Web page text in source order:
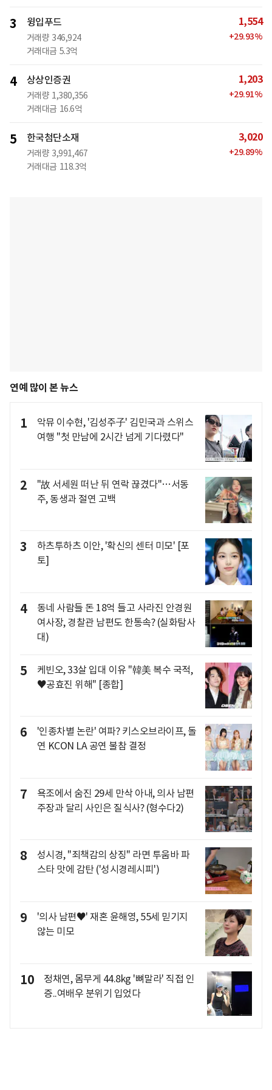
3 윙입푸드
거래량 346,924
거래대금 5.3억
1,554
+29.93%
4 상상인증권
거래량 1,380,356
거래대금 16.6억
1,203
+29.91%
5 한국첨단소재
거래량 3,991,467
거래대금 118.3억
3,020
+29.89%
연예 많이 본 뉴스
1
악뮤 이수현, '김성주子' 김민국과 스위스
여행 "첫 만남에 2시간 넘게 기다렸다"
2
"故 서세원 떠난 뒤 연락 끊겼다"…서동
주, 동생과 절연 고백
3
하츠투하츠 이안, '확신의 센터 미모' [포
토]
4
동네 사람들 돈 18억 들고 사라진 안경원
여사장, 경찰관 남편도 한통속? (실화탐사
대)
5
케빈오, 33살 입대 이유 "韓美 복수 국적,
♥공효진 위해" [종합]
6
'인종차별 논란' 여파? 키스오브라이프, 돌
연 KCON LA 공연 불참 결정
7
욕조에서 숨진 29세 만삭 아내, 의사 남편
주장과 달리 사인은 질식사? (형수다2)
8
성시경, "죄책감의 상징" 라면 투움바 파
스타 맛에 감탄 ('성시경레시피')
9
'의사 남편♥' 재혼 윤해영, 55세 믿기지
않는 미모
10
정채연, 몸무게 44.8kg '뼈말라' 직접 인
증..여배우 분위기 입었다